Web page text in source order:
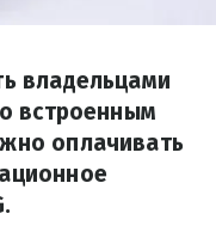
владельцами
встроенным
оплачивать